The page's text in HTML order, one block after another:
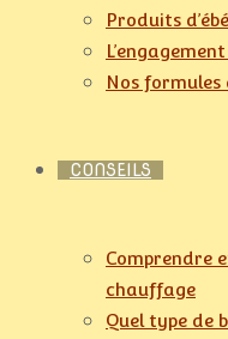
Produits
Nos formules
CONSEILS
Comprendre
chauffage
Quel type de